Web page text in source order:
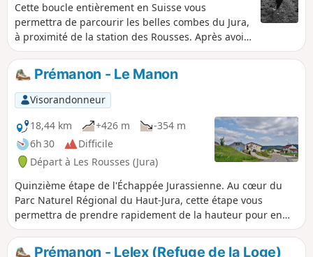
Cette boucle entièrement en Suisse vous
permettra de parcourir les belles combes du Jura,
à proximité de la station des Rousses. Après avoir
gravi le Noirmont vous rejoindrez le Mont Sâla
par le Creux du Croue. Si le temps est dégagé,
vue magnifique sur le Léman et la chaîne des
Alpes. Peu de difficulté sur le parcours mais la
montée jusqu'au Noirmont est toutefois assez
raide et assez longue. Cette ascension, en aller-
retour, avec descente par le même chemin,
constitue d'ailleurs un joli but de randonnée en
soi (compter de l'ordre de 500 m de dénivelé).
Prémanon - Le Manon
Visorandonneur
18,44 km
+426 m
-354 m
6h 30
Difficile
Départ à Les Rousses (Jura)
Quinzième étape de l'Échappée Jurassienne. Au cœur du
Parc Naturel Régional du Haut-Jura, cette étape vous
permettra de prendre rapidement de la hauteur pour en
atteindre le point culminant, le Belvédère des Dappes.
S'ensuit la traversée de la Forêt du Massacre, riche d'une
Prémanon - Lelex (Refuge de la Loge)